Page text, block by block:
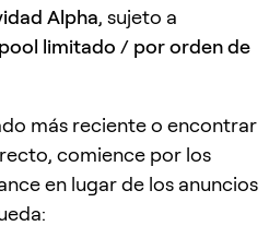
Alpha, sujeto a
pool limitado / por orden de
más reciente o encontrar
comience por los
en lugar de los anuncios